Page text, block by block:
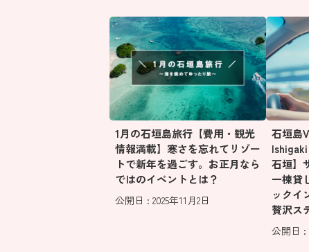
1月の石垣島旅行【費用・観光
情報満載】寒さを忘れてリゾー
トで新年を過ごす。お正月なら
ではのイベントとは？
公開日 : 2025年11月2日
石垣島
石垣】
一棟貸
ックイ
贅沢ス
公開日 :